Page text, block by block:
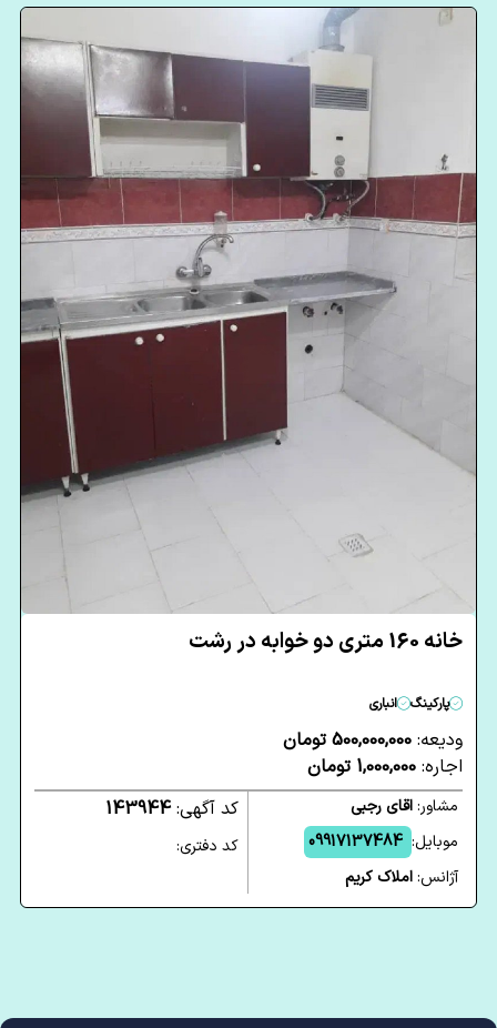
خانه 160 متری دو خوابه در رشت
پارکینگ انباری
ودیعه: 500,000,000 تومان
اجاره: 1,000,000 تومان
مشاور:اقای رجبی
موبایل: 09917137484
آژانس:املاک کریم
کد آگهی: 143944
کد دفتری: